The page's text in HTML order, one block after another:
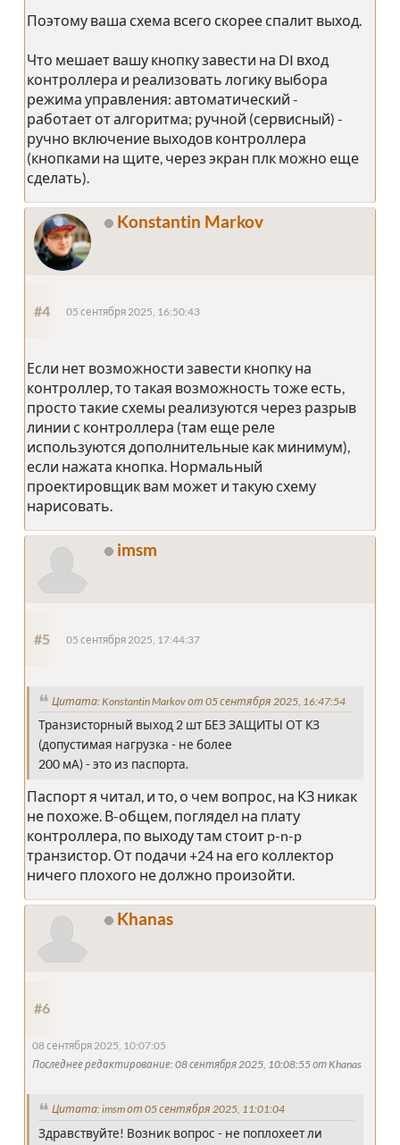
Поэтому ваша схема всего скорее спалит выход.
Что мешает вашу кнопку завести на DI вход
контроллера и реализовать логику выбора
режима управления: автоматический -
работает от алгоритма; ручной (сервисный) -
ручно включение выходов контроллера
(кнопками на щите, через экран плк можно еще
сделать).
Konstantin Markov
#4 05 сентября 2025, 16:50:43
Если нет возможности завести кнопку на
контроллер, то такая возможность тоже есть,
просто такие схемы реализуются через разрыв
линии с контроллера (там еще реле
используются дополнительные как минимум),
если нажата кнопка. Нормальный
проектировщик вам может и такую схему
нарисовать.
imsm
#5 05 сентября 2025, 17:44:37
Цитата: Konstantin Markov от 05 сентября 2025, 16:47:54
Транзисторный выход 2 шт БЕЗ ЗАЩИТЫ ОТ КЗ
(допустимая нагрузка - не более
200 мА) - это из паспорта.
Паспорт я читал, и то, о чем вопрос, на КЗ никак
не похоже. В-общем, поглядел на плату
контроллера, по выходу там стоит p-n-p
транзистор. От подачи +24 на его коллектор
ничего плохого не должно произойти.
Khanas
#6
08 сентября 2025, 10:07:05
Последнее редактирование: 08 сентября 2025, 10:08:55 от Khanas
Цитата: imsm от 05 сентября 2025, 11:01:04
Здравствуйте! Возник вопрос - не поплохеет ли